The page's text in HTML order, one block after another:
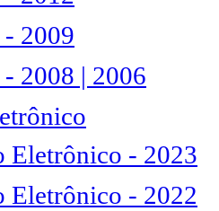
2009
2008 | 2006
Eletrônico - 2023
Eletrônico - 2022